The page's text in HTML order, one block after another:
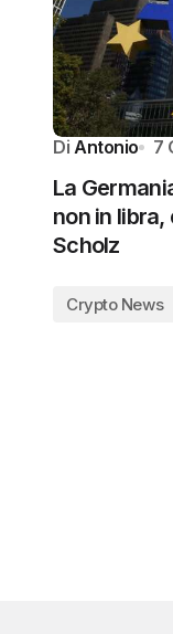
Di Antonio 7
La
non in
Scholz
Crypto News